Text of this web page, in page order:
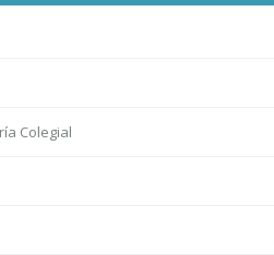
Colegial